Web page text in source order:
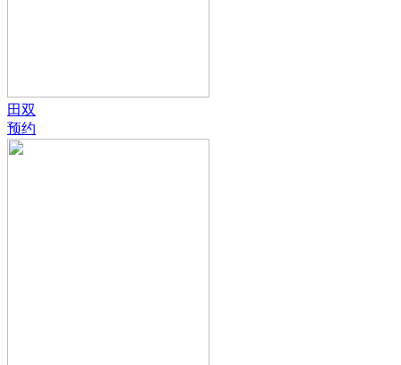
田双
预约